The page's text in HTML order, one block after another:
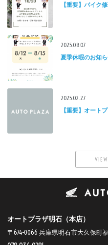
【重要】バイク
2025.08.07
夏季休暇のお知
2025.02.27
【重要】オート
オートプラザ明石（本店）
〒674-0066 兵庫県明石市大久保町福